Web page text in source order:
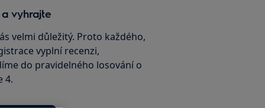
vyhrajte
velmi důležitý. Proto každého,
vyplní recenzi,
do pravidelného losování o
4.